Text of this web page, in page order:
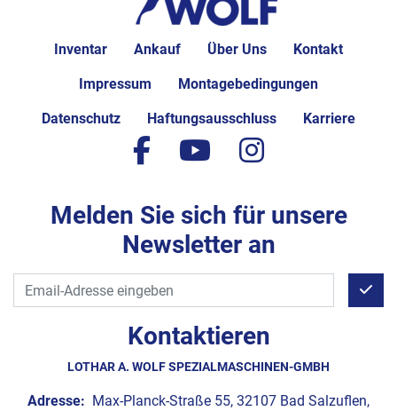
Inventar Ankauf Über Uns Kontakt
Impressum Montagebedingungen
Datenschutz Haftungsausschluss Karriere
Kontaktieren
LOTHAR A. WOLF SPEZIALMASCHINEN-GMBH
Adresse: Max-Planck-Straße 55, 32107 Bad Salzuflen,
facebook
youtubeinstagram
Melden Sie sich für unsere
Newsletter an